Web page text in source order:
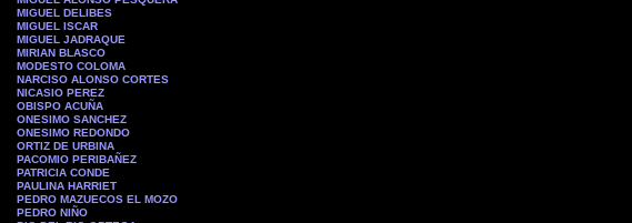
MIGUEL DELIBES
MIGUEL ISCAR
MIGUEL JADRAQUE
MIRIAN BLASCO
MODESTO COLOMA
NARCISO ALONSO CORTES
NICASIO PEREZ
OBISPO ACUÑA
ONESIMO SANCHEZ
ONESIMO REDONDO
ORTIZ DE URBINA
PACOMIO PERIBAÑEZ
PATRICIA CONDE
PAULINA HARRIET
PEDRO MAZUECOS EL MOZO
PEDRO NIÑO